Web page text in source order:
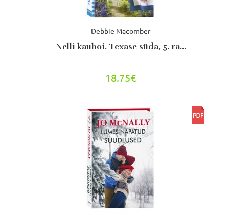
Debbie Macomber
Nelli kauboi. Texase süda, 5. ra...
18.75€